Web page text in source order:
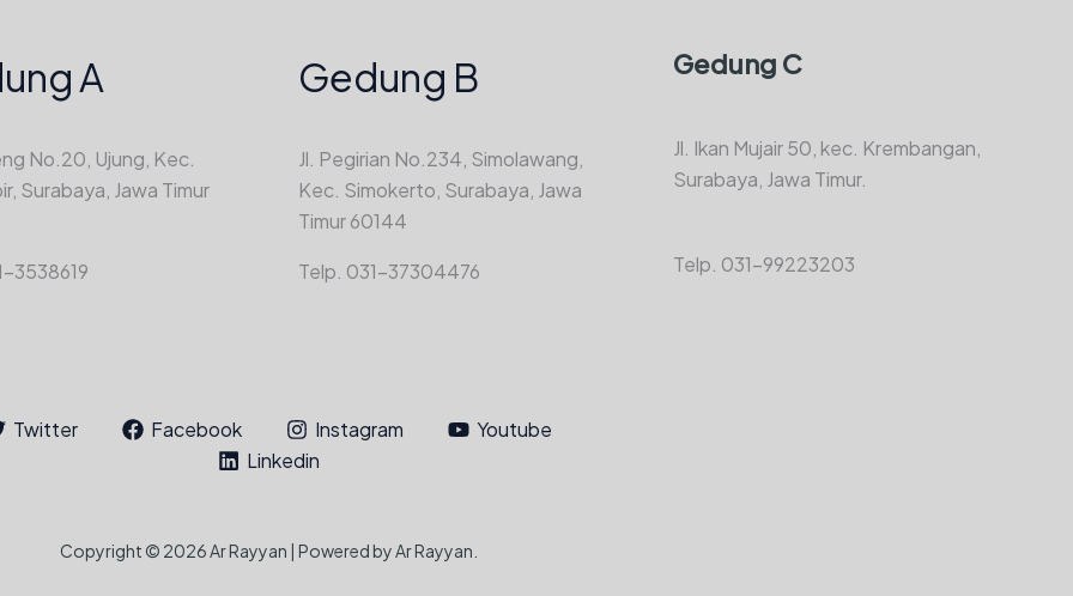
A
No.20, Ujung, Kec.
Surabaya, Jawa Timur
3538619
Gedung B
Jl. Pegirian No.234, Simolawang,
Kec. Simokerto, Surabaya, Jawa
Timur 60144
Telp. 031-37304476
Gedung C
Jl. Ikan Mujair 50, kec. Krembangan,
Surabaya, Jawa Timur.
Telp. 031-99223203
Twitter Facebook Instagram
Youtube
Linkedin
Copyright © 2026 Ar Rayyan | Powered by Ar Rayyan.